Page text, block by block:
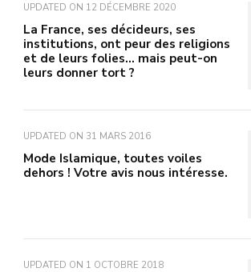
UPDATED ON 12 DÉCEMBRE 2020
La France, ses décideurs, ses
institutions, ont peur des religions
et de leurs folies… mais peut-on
leurs donner tort ?
UPDATED ON 31 MARS 2016
Mode Islamique, toutes voiles
dehors ! Votre avis nous intéresse.
UPDATED ON 1 OCTOBRE 2018